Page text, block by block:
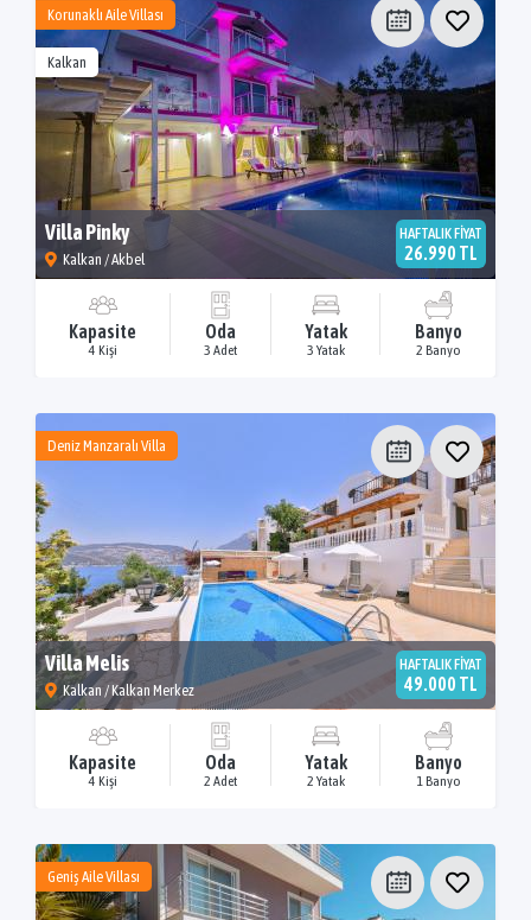
Korunaklı Aile Villası
Kalkan
Villa Pinky
Kalkan / Akbel
HAFTALIK FİYAT
26.990 TL
Kapasite
4 Kişi
Oda
3 Adet
Yatak
3 Yatak
Banyo
2 Banyo
Deniz Manzaralı Villa
Villa Melis
Kalkan / Kalkan Merkez
HAFTALIK FİYAT
49.000 TL
Kapasite
4 Kişi
Oda
2 Adet
Yatak
2 Yatak
Banyo
1 Banyo
Geniş Aile Villası